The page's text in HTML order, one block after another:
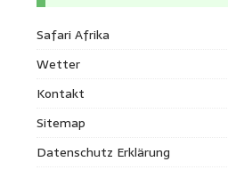
Safari Afrika
Wetter
Kontakt
Sitemap
Datenschutz Erklärung